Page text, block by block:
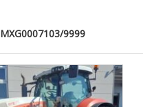
MXG0007103/9999